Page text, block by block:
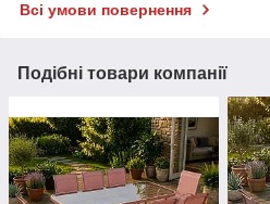
Всі умови повернення
Подібні товари компанії